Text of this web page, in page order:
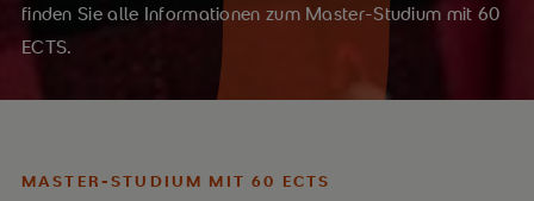
finden Sie alle Informationen zum Master-Studium mit 60
ECTS.
MASTER-STUDIUM MIT 60 ECTS